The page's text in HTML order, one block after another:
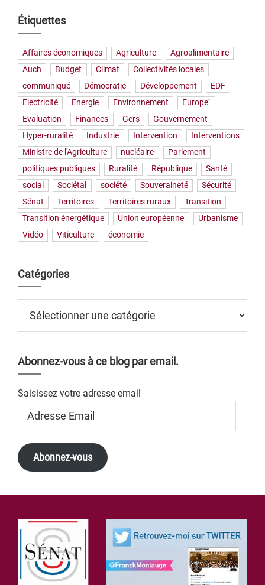
Étiquettes
Affaires économiques Agriculture
Agroalimentaire
Auch
Budget Climat
Collectivités locales
communiqué
Démocratie Développement
EDF
Electricité
Energie Environnement
Europe`
Evaluation
Finances Gers
Gouvernement
Hyper-ruralité
Industrie Intervention
Interventions
Ministre de l'Agriculture
nucléaire
Parlement
politiques publiques
Ruralité République
Santé
social
Sociétal société Souveraineté
Sécurité
Sénat
Territoires Territoires ruraux
Transition
Transition énergétique
Union européenne
Urbanisme
Vidéo
Viticulture économie
Catégories
Abonnez-vous à ce blog par email.
Saisissez votre adresse email
Email
Abonnez-vous
Footer